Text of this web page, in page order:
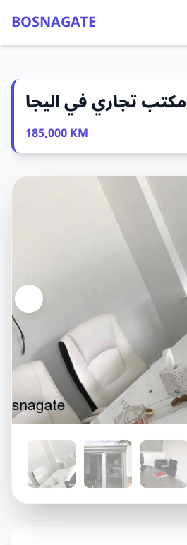
BOSNAGATE
مكتب تجاري في اليجا
185,000 KM